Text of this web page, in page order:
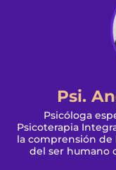
Psi.
Psicóloga
Psicoterapia
la comprensión de
del ser humano